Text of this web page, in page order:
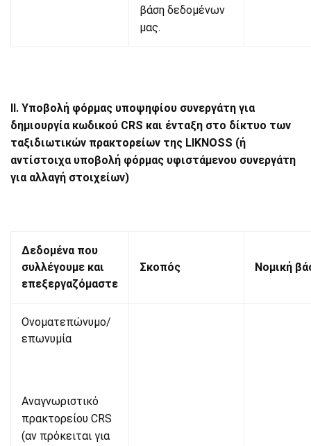
βάση δεδομένων
μας.
ΙΙ. Υποβολή φόρμας υποψηφίου συνεργάτη για
δημιουργία κωδικού CRS και ένταξη στο δίκτυο των
ταξιδιωτικών πρακτορείων της LIKNOSS (ή
αντίστοιχα υποβολή φόρμας υφιστάμενου συνεργάτη
για αλλαγή στοιχείων)
Δεδομένα που
συλλέγουμε και
επεξεργαζόμαστε
Σκοπός Νομική
Ονοματεπώνυμο/
επωνυμία
Αναγνωριστικό
πρακτορείου CRS
(αν πρόκειται για